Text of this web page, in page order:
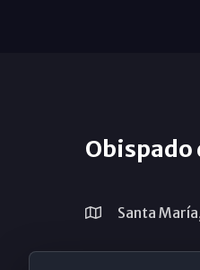
Obispado
Santa
(+34) 952